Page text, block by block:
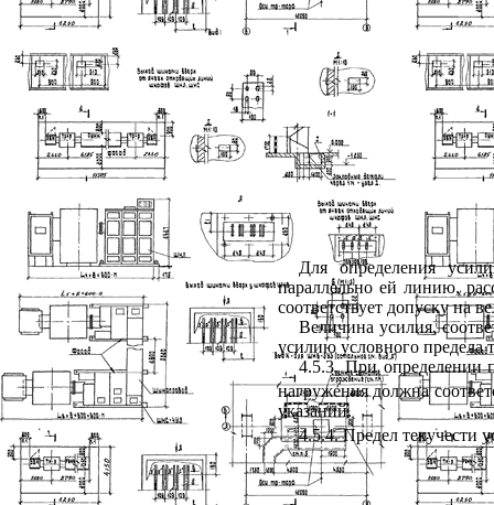
Для определения
параллельно ей линию,
соответствует допуску на
Величина усилия,
усилию условного предела
4.5.3. При определении
нагружения должна
указаний.
4.5.4. Предел текучести